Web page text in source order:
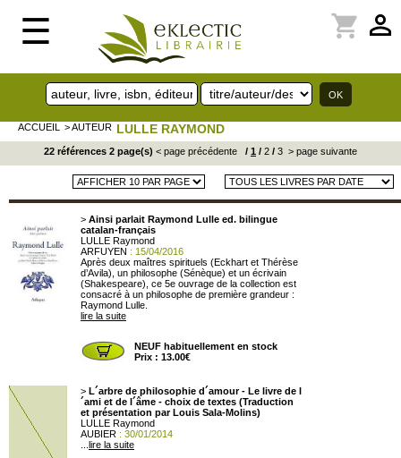
☰ perm_identity
shopping_cart
ACCUEIL > AUTEUR LULLE RAYMOND
22 références 2 page(s) < page précédente / 1 / 2 / 3 > page suivante
> Ainsi parlait Raymond Lulle ed. bilingue
catalan-français
LULLE Raymond
ARFUYEN : 15/04/2016
Après deux maîtres spirituels (Eckhart et Thérèse
d’Avila), un philosophe (Sénèque) et un écrivain
(Shakespeare), ce 5e ouvrage de la collection est
consacré à un philosophe de première grandeur :
Raymond Lulle.
lire la suite
NEUF habituellement en stock
Prix : 13.00€
> L´arbre de philosophie d´amour - Le livre de l
´ami et de l´âme - choix de textes (Traduction
et présentation par Louis Sala-Molins)
LULLE Raymond
AUBIER : 30/01/2014
lire la suite